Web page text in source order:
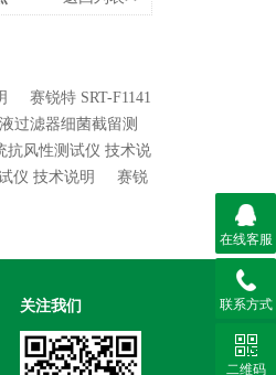
赛锐特 SRT-F1141
过滤器细菌截留测
抗风性测试仪 技术说
仪 技术说明
赛锐
关注我们
在线客服
联系方式
二维码